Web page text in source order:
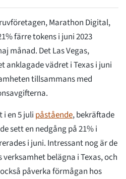
Marathon Digital,
färre tokens i juni 2023
månad. Det Las Vegas,
anklagade vädret i Texas i juni
tillsammans med
en 5 juli påstående, bekräftade
sett en nedgång på 21% i
i juni. Intressant nog är de
belägna i Texas, och
påverka förmågan hos